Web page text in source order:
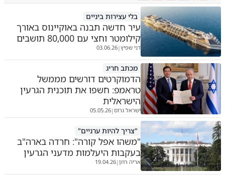
בלי עצירות ביניים
עיר חדשה תבנה באוקיינוס באורך
קילומטר וחצי עם 80,000 תושבים
דני שפיץ|
03.06.26
מכתב חריג
הדמוקרטים דורשים מממשל
טראמפ: חשפו את תוכנית הגרעין
הישראלית
ישראל גרוס|
05.05.26
"צריך להיות ערניים"
"משהו אפל קורה": חרדה בארה"ב
בעקבות היעלמות מדעני הגרעין
אריה רוזן|
19.04.26